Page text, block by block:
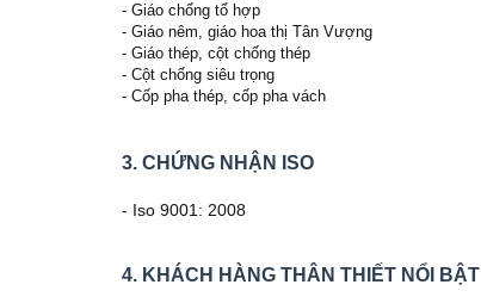
- Giáo chống tổ hợp
- Giáo nêm, giáo hoa thị Tân Vượng
- Giáo thép, cột chống thép
- Cột chống siêu trọng
- Cốp pha thép, cốp pha vách
3. CHỨNG NHẬN ISO
- Iso 9001: 2008
4. KHÁCH HÀNG THÂN THIẾT NỔI BẬT